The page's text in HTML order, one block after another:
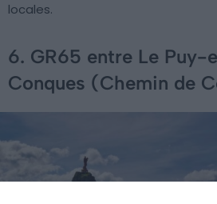
locales.
6. GR65 entre Le Puy-
Conques (Chemin de